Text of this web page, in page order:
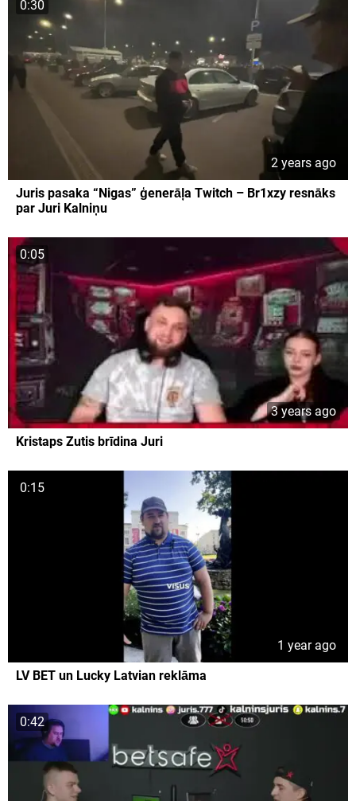
0:30
2 years ago
Juris pasaka “Nigas” ģenerāļa Twitch – Br1xzy resnāks
par Juri Kalniņu
0:05
3 years ago
Kristaps Zutis brīdina Juri
0:15
1 year ago
LV BET un Lucky Latvian reklāma
0:42